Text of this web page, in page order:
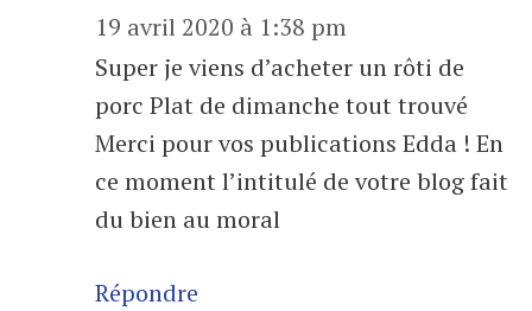
19 avril 2020 à 1:38 pm
Super je viens d’acheter un rôti de
porc Plat de dimanche tout trouvé
Merci pour vos publications Edda ! En
ce moment l’intitulé de votre blog fait
du bien au moral
Répondre